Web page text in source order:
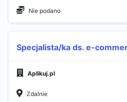
Nie podano
Specjalista/ka ds. e-
Aplikuj.pl
Zdalnie